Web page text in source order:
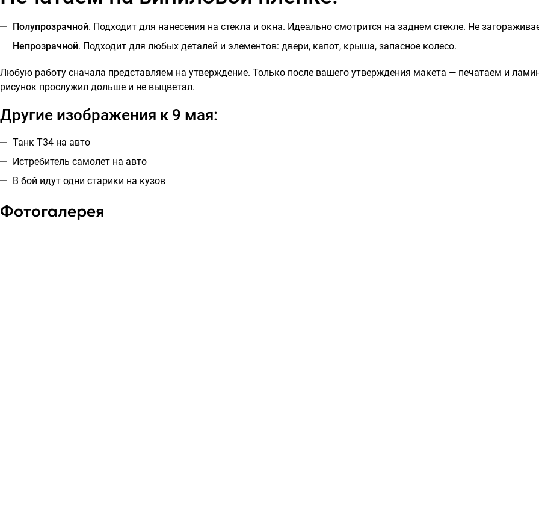
Полупрозрачной. Подходит для нанесения на стекла и окна. Идеально смотрится на заднем стекле. Не
Непрозрачной. Подходит для любых деталей и элементов: двери, капот, крыша, запасное колесо.
Любую работу сначала представляем на утверждение. Только после вашего утверждения макета — печатаем и
рисунок прослужил дольше и не выцветал.
Другие изображения к 9 мая:
Танк Т34 на авто
Истребитель самолет на авто
В бой идут одни старики на кузов
Фотогалерея